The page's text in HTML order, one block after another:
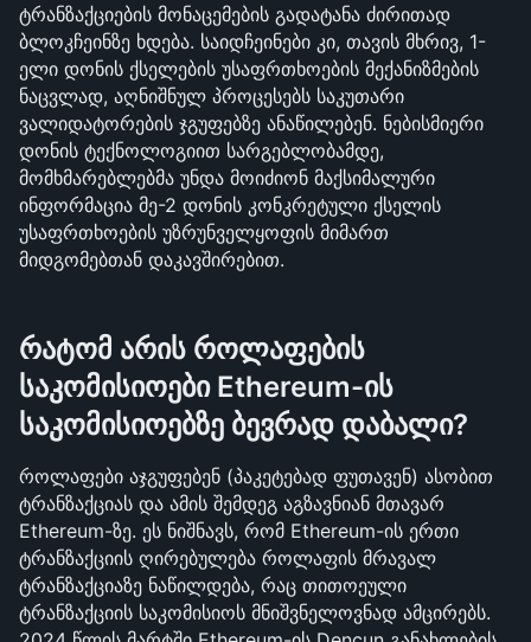
ტრანზაქციების მონაცემების გადატანა ძირითად
ბლოკჩეინზე ხდება. საიდჩეინები კი, თავის მხრივ, 1-
ელი დონის ქსელების უსაფრთხოების მექანიზმების
ნაცვლად, აღნიშნულ პროცესებს საკუთარი
ვალიდატორების ჯგუფებზე ანაწილებენ. ნებისმიერი
დონის ტექნოლოგიით სარგებლობამდე,
მომხმარებლებმა უნდა მოიძიონ მაქსიმალური
ინფორმაცია მე-2 დონის კონკრეტული ქსელის
უსაფრთხოების უზრუნველყოფის მიმართ
მიდგომებთან დაკავშირებით.
რატომ არის როლაფების
საკომისიოები Ethereum-ის
საკომისიოებზე ბევრად დაბალი?
როლაფები აჯგუფებენ (პაკეტებად ფუთავენ) ასობით
ტრანზაქციას და ამის შემდეგ აგზავნიან მთავარ
Ethereum-ზე. ეს ნიშნავს, რომ Ethereum-ის ერთი
ტრანზაქციის ღირებულება როლაფის მრავალ
ტრანზაქციაზე ნაწილდება, რაც თითოეული
ტრანზაქციის საკომისიოს მნიშვნელოვნად ამცირებს.